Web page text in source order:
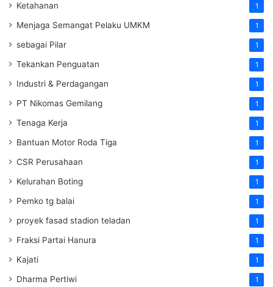
Ketahanan 1
Menjaga Semangat Pelaku UMKM 1
sebagai Pilar 1
Tekankan Penguatan 1
Industri & Perdagangan 1
PT Nikomas Gemilang 1
Tenaga Kerja 1
Bantuan Motor Roda Tiga 1
CSR Perusahaan 1
Kelurahan Boting 1
Pemko tg balai 1
proyek fasad stadion teladan 1
Fraksi Partai Hanura 1
Kajati 1
Dharma Pertiwi 1